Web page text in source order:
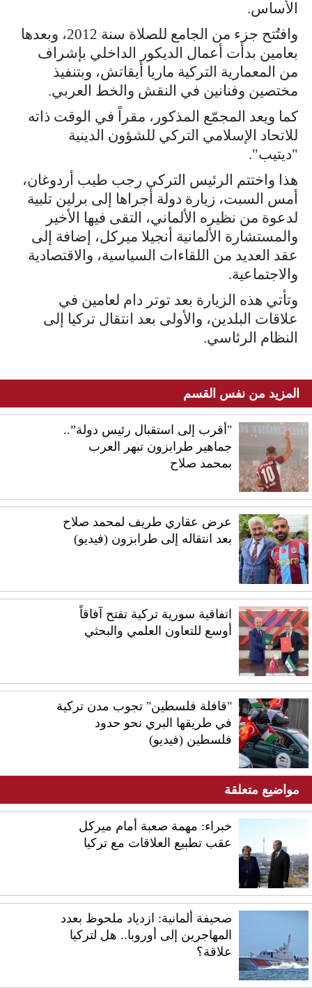
الأساس.
وافتُتح جزء من الجامع للصلاة سنة 2012، وبعدها
بعامين بدأت أعمال الديكور الداخلي بإشراف
من المعمارية التركية ماريا أيقاتش، وبتنفيذ
مختصين وفنانين في النقش والخط العربي.
كما ويعد المجمّع المذكور، مقراً في الوقت ذاته
للاتحاد الإسلامي التركي للشؤون الدينية
"ديتيب".
هذا واختتم الرئيس التركي رجب طيب أردوغان،
أمس السبت، زيارة دولة أجراها إلى برلين تلبية
لدعوة من نظيره الألماني، التقى فيها الأخير
والمستشارة الألمانية أنجيلا ميركل، إضافة إلى
عقد العديد من اللقاءات السياسية، والاقتصادية
والاجتماعية.
وتأتي هذه الزيارة بعد توتر دام لعامين في
علاقات البلدين، والأولى بعد انتقال تركيا إلى
النظام الرئاسي.
المزيد من نفس القسم
"أقرب إلى استقبال رئيس دولة”..
جماهير طرابزون تبهر العرب
بمحمد صلاح
عرض عقاري طريف لمحمد صلاح
بعد انتقاله إلى طرابزون (فيديو)
اتفاقية سورية تركية تفتح آفاقاً
أوسع للتعاون العلمي والبحثي
"قافلة فلسطين" تجوب مدن تركية
في طريقها البري نحو حدود
فلسطين (فيديو)
مواضيع متعلقة
خبراء: مهمة صعبة أمام ميركل
عقب تطبيع العلاقات مع تركيا
صحيفة ألمانية: ازدياد ملحوظ بعدد
المهاجرين إلى أوروبا.. هل لتركيا
علاقة؟